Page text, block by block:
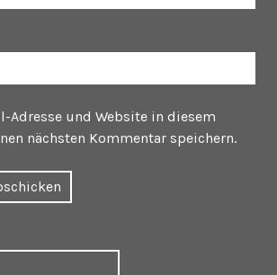
Adresse und Website in diesem
nächsten Kommentar speichern.